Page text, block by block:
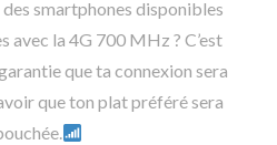
smartphones disponibles
avec la 4G 700 MHz ? C’est
que ta connexion sera
que ton plat préféré sera